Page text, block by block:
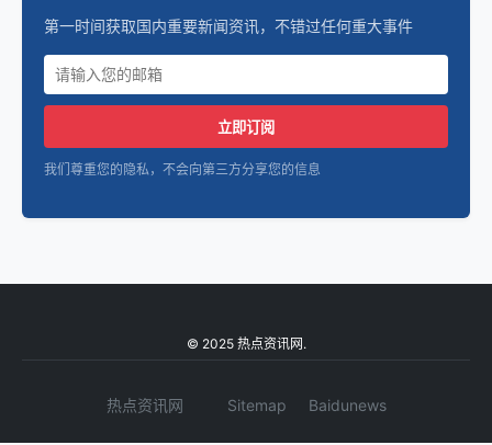
第一时间获取国内重要新闻资讯，不错过任何重大事件
立即订阅
我们尊重您的隐私，不会向第三方分享您的信息
© 2025 热点资讯网.
热点资讯网 Sitemap Baidunews